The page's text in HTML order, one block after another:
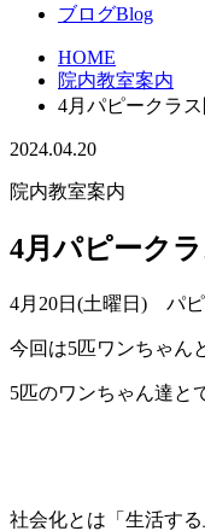
ブログBlog
HOME
院内教室案内
4月パピークラ
2024.04.20
院内教室案内
4月パピーク
4月20日(土曜日) パピ
今回は5匹ワンちゃん
5匹のワンちゃん達と
社会化とは「生活す